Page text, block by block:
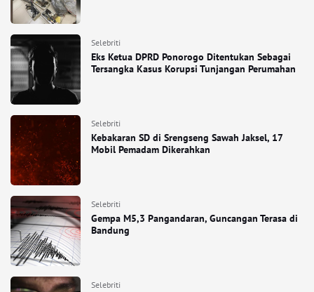
Selebriti
Eks Ketua DPRD Ponorogo Ditentukan Sebagai
Tersangka Kasus Korupsi Tunjangan Perumahan
Selebriti
Kebakaran SD di Srengseng Sawah Jaksel, 17
Mobil Pemadam Dikerahkan
Selebriti
Gempa M5,3 Pangandaran, Guncangan Terasa di
Bandung
Selebriti